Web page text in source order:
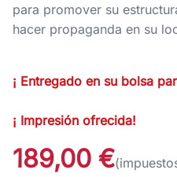
para promover su
hacer propaganda en su
¡ Entregado en su bolsa
¡ Impresión ofrecida!
189,00 €